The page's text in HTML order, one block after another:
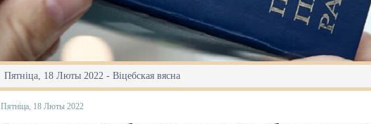
Пятніца, 18 Люты 2022 - Віцебская вясна
Пятніца, 18 Люты 2022